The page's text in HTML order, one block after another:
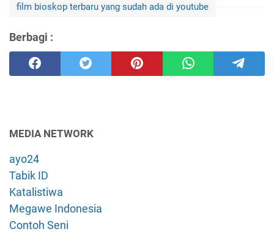
film bioskop terbaru yang sudah ada di youtube
Berbagi :
MEDIA NETWORK
ayo24
Tabik ID
Katalistiwa
Megawe Indonesia
Contoh Seni